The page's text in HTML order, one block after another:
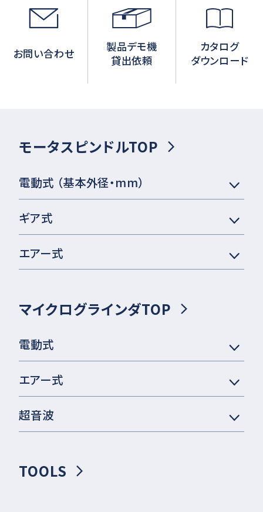
お問い合わせ
製品デモ機
貸出依頼
カタログ
ダウンロード
モータスピンドルTOP
電動式 （基本外径・mm）
ギア式
エアー式
マイクログラインダTOP
電動式
エアー式
超音波
TOOLS